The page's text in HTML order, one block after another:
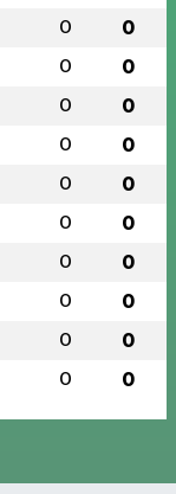
0 0
0 0
0 0
0 0
0 0
0 0
0 0
0 0
0 0
0 0